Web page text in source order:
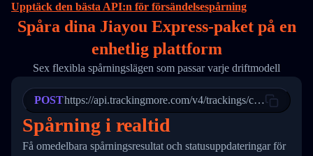
16
17
21
22
23
24
25
27
        "itemTimeLength": 2,
        "weblink": "",
        "phone": null,
        "trackinfo": [
          {
            "Date": "2017-03-08 04: 22: 00",
"StatusDescription": "Departed
"Details": "Departed Facility
          },
          {
            "Date": "2017-03-06 15:28:00",
"StatusDescription": "Shipment
Upptäck den bästa API:n för försändelsespårning
Spåra dina Jiayou Express-paket på en
enhetlig plattform
Sex flexibla spårningslägen som passar varje driftmodell
POSThttps://api.trackingmore.com/v4/trackings/create
Spårning i realtid
Få omedelbara spårningsresultat och statusuppdateringar för